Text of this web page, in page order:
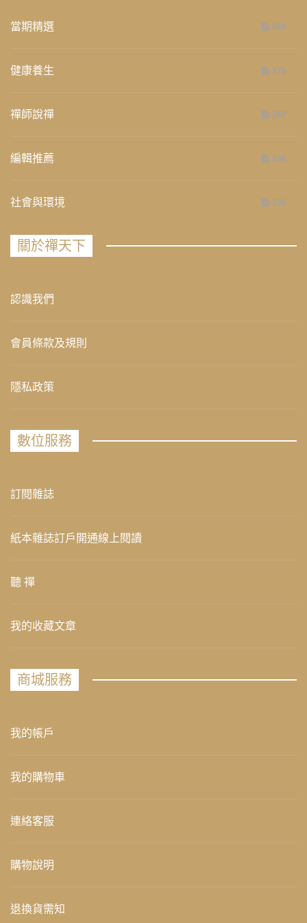
當期精選 658
健康養生 276
禪師說禪 267
編輯推薦 236
社會與環境 235
關於禪天下
認識我們
會員條款及規則
隱私政策
數位服務
訂閱雜誌
紙本雜誌訂戶開通線上閱讀
聽 禪
我的收藏文章
商城服務
我的帳戶
我的購物車
連絡客服
購物說明
退換貨需知